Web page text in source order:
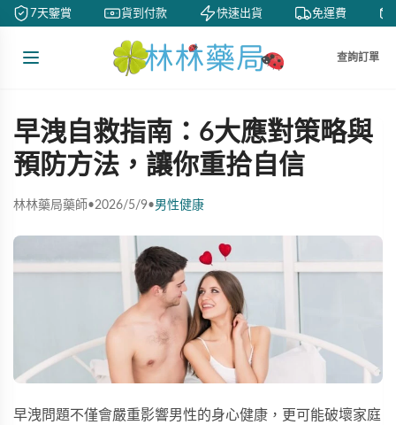
7天鑒賞 貨到付款 快速出貨 免運費
查詢訂單
早洩自救指南：6大應對策略與
預防方法，讓你重拾自信
林林藥局藥師•2026/5/9•男性健康
早洩問題不僅會嚴重影響男性的身心健康，更可能破壞家庭